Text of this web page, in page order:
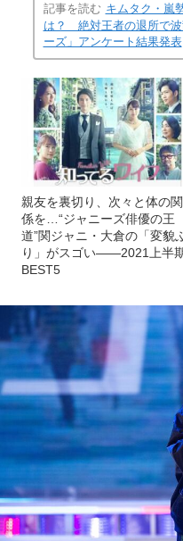
記事を読む キムタク・嵐
は？ 絶対王者の退所で
ーズ」アンケート結果発表
親友を裏切り、次々と体の関
係を…“ジャニーズ俳優の王
道”関ジャニ・大倉の「変貌
り」がスゴい――2021上半
BEST5